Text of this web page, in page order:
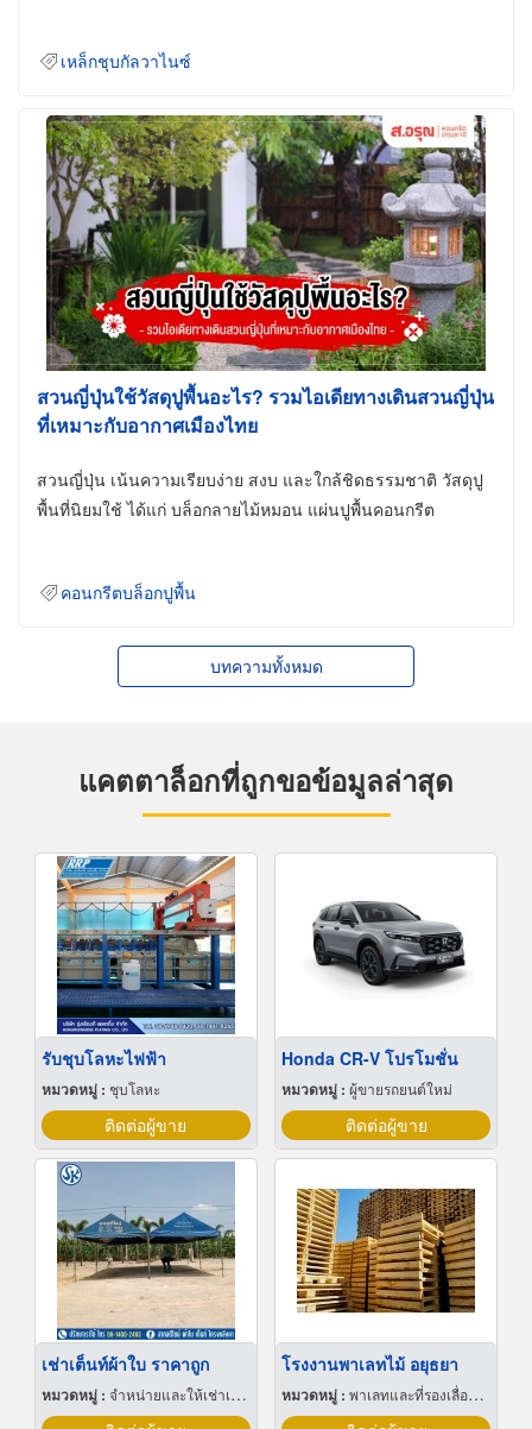
เหล็กชุบกัลวาไนซ์
สวนญี่ปุ่นใช้วัสดุปูพื้นอะไร? รวมไอเดียทางเดินสวนญี่ปุ่น
ที่เหมาะกับอากาศเมืองไทย
สวนญี่ปุ่น เน้นความเรียบง่าย สงบ และใกล้ชิดธรรมชาติ วัสดุปู
พื้นที่นิยมใช้ ได้แก่ บล็อกลายไม้หมอน แผ่นปูพื้นคอนกรีต
คอนกรีตบล็อกปูพื้น
บทความทั้งหมด
แคตตาล็อกที่ถูกขอข้อมูลล่าสุด
รับชุบโลหะไฟฟ้า
หมวดหมู่ : ชุบโลหะ
ติดต่อผู้ขาย
Honda CR-V โปรโมชั่น
หมวดหมู่ : ผู้ขายรถยนต์ใหม่
ติดต่อผู้ขาย
เช่าเต็นท์ผ้าใบ ราคาถูก
หมวดหมู่ : จำหน่ายและให้เช่าเต็นท์
โรงงานพาเลทไม้ อยุธยา
หมวดหมู่ : พาเลทและที่รองเลื่อนกะบะ